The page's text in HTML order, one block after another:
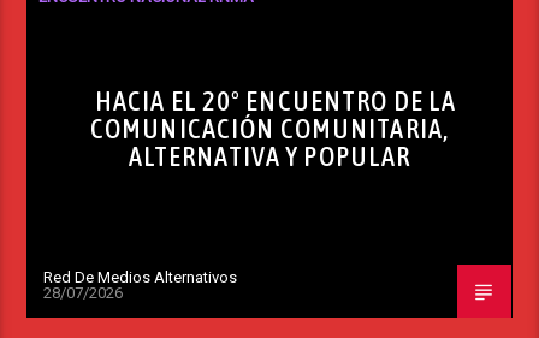
HACIA EL 20º ENCUENTRO DE LA
COMUNICACIÓN COMUNITARIA,
ALTERNATIVA Y POPULAR
Red De Medios Alternativos
28/07/2026